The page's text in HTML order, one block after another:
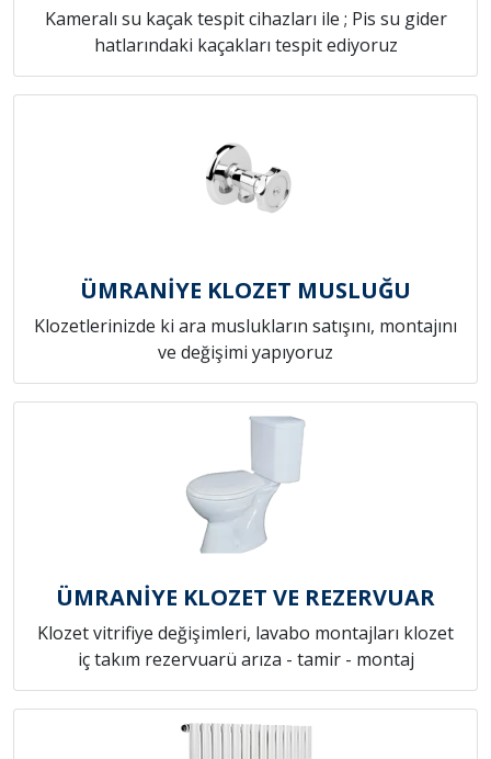
Kameralı su kaçak tespit cihazları ile ; Pis su gider
hatlarındaki kaçakları tespit ediyoruz
ÜMRANİYE KLOZET MUSLUĞU
Klozetlerinizde ki ara muslukların satışını, montajını
ve değişimi yapıyoruz
ÜMRANİYE KLOZET VE REZERVUAR
Klozet vitrifiye değişimleri, lavabo montajları klozet
iç takım rezervuarü arıza - tamir - montaj